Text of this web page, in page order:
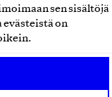
sen sisältöjä
evästeistä on